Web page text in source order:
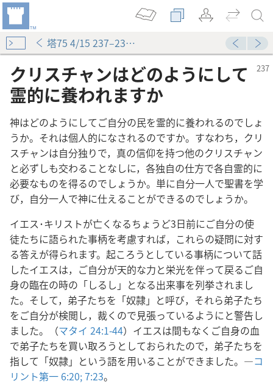
塔75 4/15 237–239ページ
クリスチャンはどのようにして
霊的に養われますか
神はどのようにしてご自分の民を霊的に養われるのでしょ
うか。それは個人的になされるのですか。すなわち，クリ
スチャンは自分独りで，真の信仰を持つ他のクリスチャン
と必ずしも交わることなしに，各独自の仕方で各自霊的に
必要なものを得るのでしょうか。単に自分一人で聖書を学
び，自分一人で神に仕えることができるのでしょうか。
イエス･キリストが亡くなるちょうど3日前にご自分の使
徒たちに語られた事柄を考慮すれば，これらの疑問に対す
る答えが得られます。起ころうとしている事柄について話
したイエスは，ご自分が天的な力と栄光を伴って戻るご自
身の臨在の時の「しるし」となる出来事を列挙されまし
た。そして，弟子たちを「奴隷」と呼び，それら弟子たち
をご自分が検閲し，裁くので見張っているようにと警告し
ました。（マタイ 24:1-44）イエスは間もなくご自身の血
で弟子たちを買い取ろうとしておられたので，弟子たちを
指して「奴隷」という語を用いることができました。―コ
リント第一 6:20;7:23。